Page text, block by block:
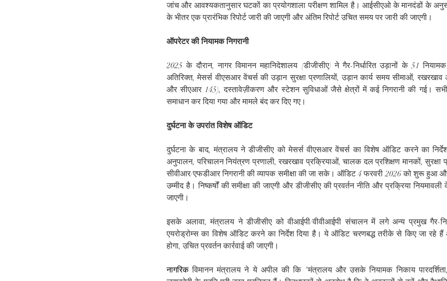
जांच और आवश्यकतानुसार घटकों का प्रयोगशाला परीक्षण शामिल है। आईसीएओ के मानदंडों के
के भीतर एक प्रारंभिक रिपोर्ट जारी की जाएगी और अंतिम रिपोर्ट उचित समय पर जारी की जाएगी।
ऑपरेटर की नियामक निगरानी
2025 के दौरान, नागर विमानन महानिदेशालय (डीजीसीए) ने गैर-निर्धारित उड़ानों के 51
अतिरिक्त, मेसर्स वीएसआर वेंचर्स की उड़ान सुरक्षा प्रणालियों, उड़ान कार्य समय सीमाओं,
और सीएआर 145), दस्तावेज़ीकरण और स्टेशन सुविधाओं जैसे क्षेत्रों में कई निगरानी की गई। सभी
समाधान कर दिया गया और मामले बंद कर दिए गए।
दुर्घटना के उपरांत विशेष ऑडिट
दुर्घटना के बाद, मंत्रालय ने डीजीसीए को मेसर्स वीएसआर वेंचर्स का विशेष ऑडिट करने का
अनुपालन, परिचालन नियंत्रण प्रणाली, रखरखाव प्रक्रियाओं, चालक दल प्रशिक्षण मानकों, सुरक्षा
सीवीआर/एफडीआर निगरानी की व्यापक समीक्षा की जा सके। ऑडिट 4 फरवरी 2026 को शुरू हुआ
उम्मीद है। निष्कर्षों की समीक्षा की जाएगी और डीजीसीए की प्रवर्तन नीति और प्रक्रिया
जाएगी।
इसके अलावा, मंत्रालय ने डीजीसीए को वीआईपी/वीवीआईपी संचालन में लगे अन्य प्रमुख गैर-
एयरोड्रोम्स का विशेष ऑडिट करने का निर्देश दिया है। ये ऑडिट चरणबद्ध तरीके से किए जा रहे
होगा, उचित प्रवर्तन कार्रवाई की जाएगी।
नागरिक विमानन मंत्रालय ने ये अपील की कि "मंत्रालय और उसके नियामक निकाय